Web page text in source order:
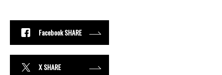
Facebook SHARE
X SHARE